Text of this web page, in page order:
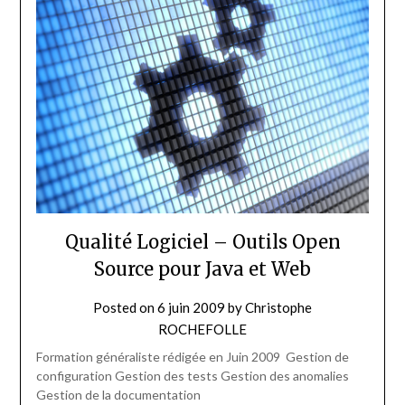
Qualité Logiciel – Outils Open
Source pour Java et Web
Posted on6 juin 2009 byChristophe
ROCHEFOLLE
Formation généraliste rédigée en Juin 2009 Gestion de
configuration Gestion des tests Gestion des anomalies
Gestion de la documentation